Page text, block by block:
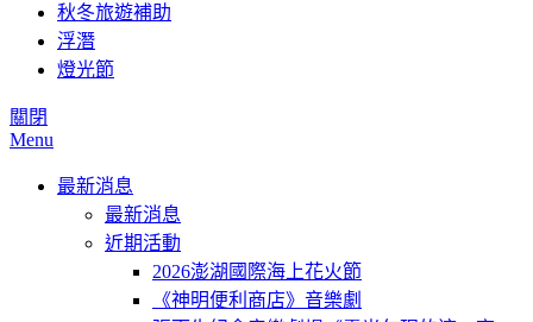
秋冬旅遊補助
浮潛
燈光節
關閉
Menu
最新消息
最新消息
近期活動
2026澎湖國際海上花火節
《神明便利商店》音樂劇